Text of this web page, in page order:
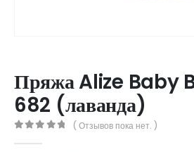
Пряжа Alize Baby
682 (лаванда)
( Отзывов пока нет. )